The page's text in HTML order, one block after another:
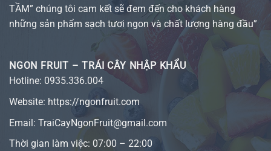
TẦM” chúng tôi cam kết sẽ đem đến cho khách hàng
những sản phẩm sạch tươi ngon và chất lượng hàng đầu”
NGON FRUIT – TRÁI CÂY NHẬP KHẨU
Hotline: 0935.336.004
Website: https://ngonfruit.com
Email: TraiCayNgonFruit@gmail.com
Thời gian làm việc: 07:00 – 22:00